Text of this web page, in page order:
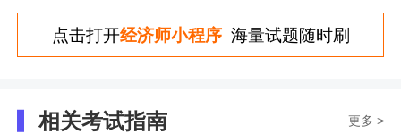
点击打开经济师小程序海量试题随时刷
相关考试指南 更多 >